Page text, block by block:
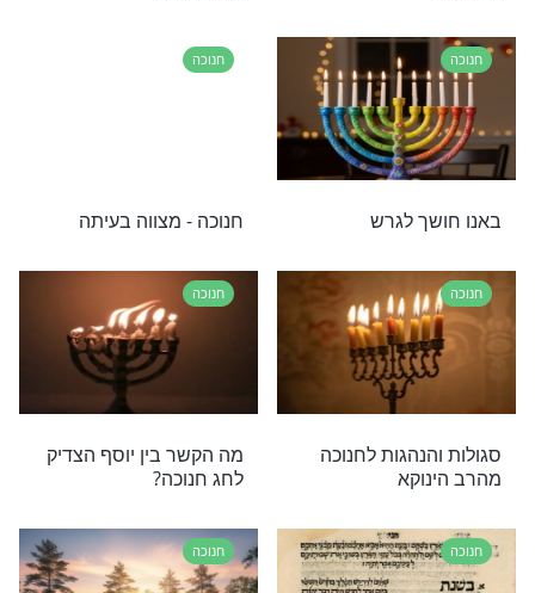
את האור לילדים החולים ובני
משפחתם!